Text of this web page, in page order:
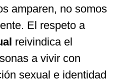
amparen, no somos
El respeto a
reivindica el
a vivir con
sexual e identidad